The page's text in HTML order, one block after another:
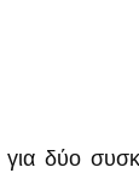
για δύο